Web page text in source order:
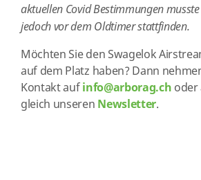
aktuellen Covid Bestimmungen
jedoch vor dem Oldtimer stattfinden.
Möchten Sie den Swagelok
auf dem Platz haben? Dann
Kontakt aufinfo@arborag.ch
gleich unseren Newsletter.